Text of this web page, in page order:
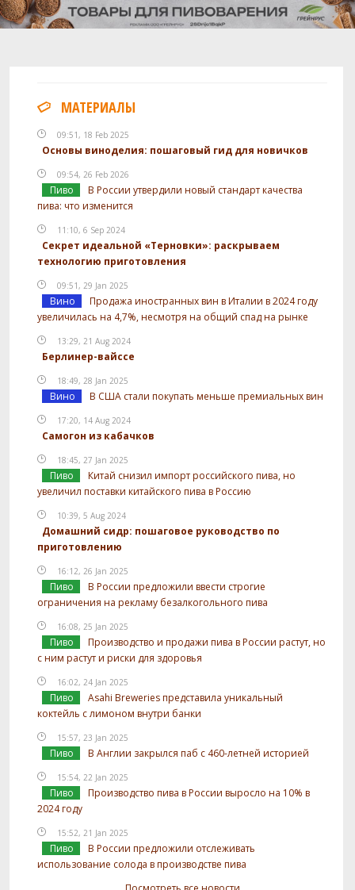
МАТЕРИАЛЫ
09:51, 18 Feb 2025
Основы виноделия: пошаговый гид для новичков
09:54, 26 Feb 2026
Пиво
В России утвердили новый стандарт качества
пива: что изменится
11:10, 6 Sep 2024
Секрет идеальной «Терновки»: раскрываем
технологию приготовления
09:51, 29 Jan 2025
Вино
Продажа иностранных вин в Италии в 2024 году
увеличилась на 4,7%, несмотря на общий спад на рынке
13:29, 21 Aug 2024
Берлинер-вайссе
18:49, 28 Jan 2025
Вино В США стали покупать меньше премиальных вин
17:20, 14 Aug 2024
Самогон из кабачков
18:45, 27 Jan 2025
Пиво
Китай снизил импорт российского пива, но
увеличил поставки китайского пива в Россию
10:39, 5 Aug 2024
Домашний сидр: пошаговое руководство по
приготовлению
16:12, 26 Jan 2025
Пиво
В России предложили ввести строгие
ограничения на рекламу безалкогольного пива
16:08, 25 Jan 2025
Пиво
Производство и продажи пива в России растут, но
с ним растут и риски для здоровья
16:02, 24 Jan 2025
Пиво
Asahi Breweries представила уникальный
коктейль с лимоном внутри банки
15:57, 23 Jan 2025
Пиво В Англии закрылся паб с 460-летней историей
15:54, 22 Jan 2025
Пиво
Производство пива в России выросло на 10% в
2024 году
15:52, 21 Jan 2025
Пиво
В России предложили отслеживать
использование солода в производстве пива